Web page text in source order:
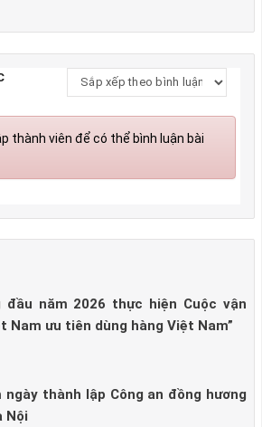
thành viên để có thể bình luận bài
năm 2026 thực hiện Cuộc vận
Nam ưu tiên dùng hàng Việt Nam”
ngày thành lập Công an đồng hương
Nội